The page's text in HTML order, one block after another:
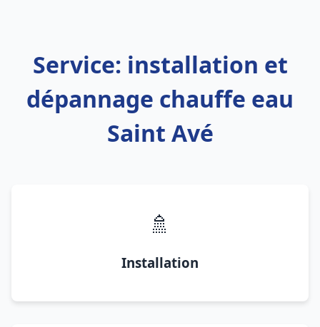
Service: installation et
dépannage chauffe eau
Saint Avé
🚿
Installation